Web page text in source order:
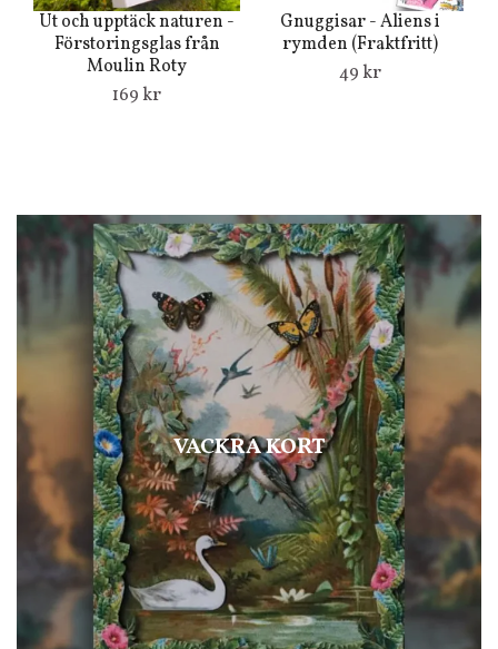
VACKRA KORT
Ut och upptäck naturen -
Förstoringsglas från
Moulin Roty
169 kr
Gnuggisar - Aliens i
rymden (Fraktfritt)
49 kr